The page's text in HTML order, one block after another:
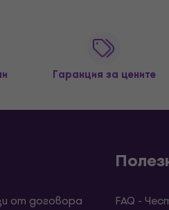
Гаранция за цените
от договора
FAQ -